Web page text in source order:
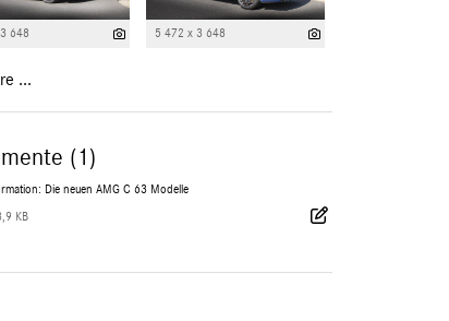
648 5 472 x 3 648
...
(1)
Die neuen AMG C 63 Modelle
KB